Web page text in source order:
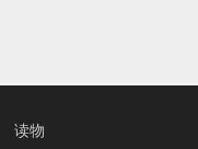
读物